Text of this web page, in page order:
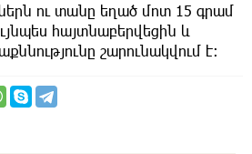
ու տանը եղած մոտ 15 գրամ
հայտնաբերվեցին և
շարունակվում է։